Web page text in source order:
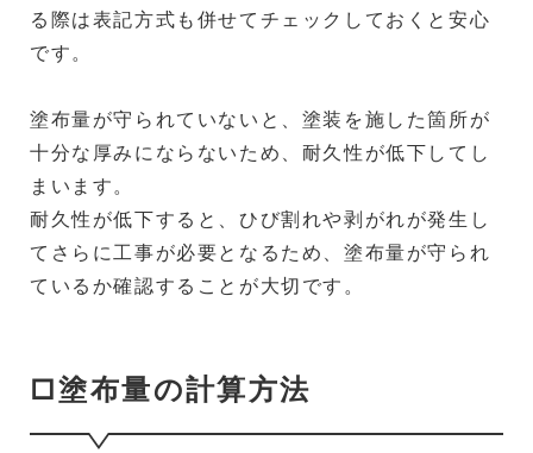
る際は表記方式も併せてチェックしておくと安心
です。
塗布量が守られていないと、塗装を施した箇所が
十分な厚みにならないため、耐久性が低下してし
まいます。
耐久性が低下すると、ひび割れや剥がれが発生し
てさらに工事が必要となるため、塗布量が守られ
ているか確認することが大切です。
□塗布量の計算方法